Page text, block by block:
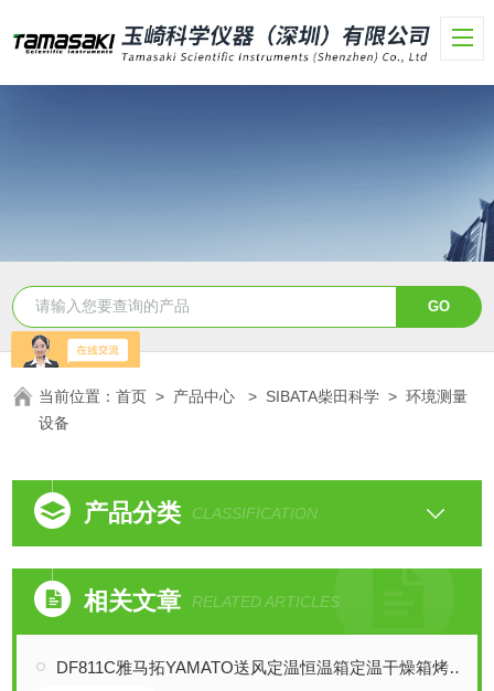
当前位置：首页 > 产品中心 > SIBATA柴田科学 >环境测量
设备
产品分类 CLASSIFICATION
相关文章 RELATED ARTICLES
DF811C雅马拓YAMATO送风定温恒温箱定温干燥箱烤箱的工作原理